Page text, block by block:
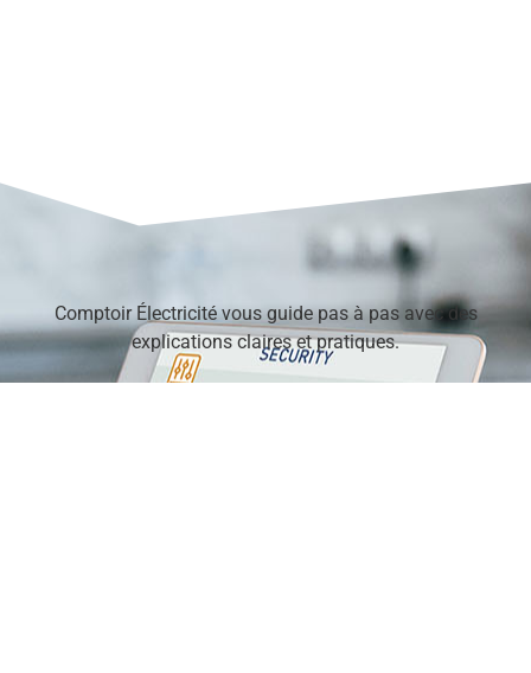
Comptoir Électricité vous guide pas à pas avec des
explications claires et pratiques.